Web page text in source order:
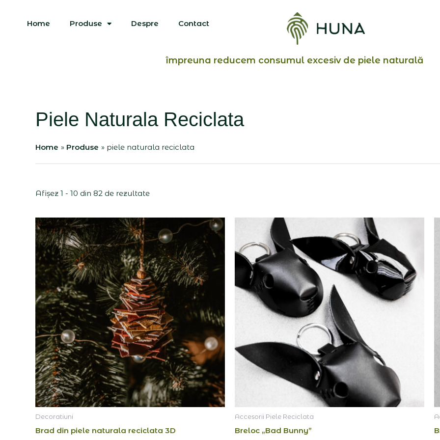
Home Produse Despre Contact
împreuna reducem consumul excesiv de piele naturală
Piele Naturala Reciclata
Home Produse piele naturala reciclata
Afișez 1 - 10 din 82 de rezultate
Decoratiuni
Brad din piele naturala reciclata 3D
Interval
de
prețuri:
lei22,00
până
la
lei190,00
Accesorii Piele Reciclata
Breloc „Bad Bunny”